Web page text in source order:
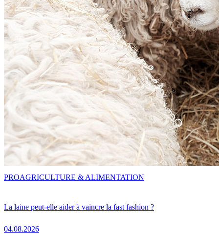
La laine peut-elle aider à vaincre la fast fashion ?
04.08.2026
PROAGRICULTURE & ALIMENTATION